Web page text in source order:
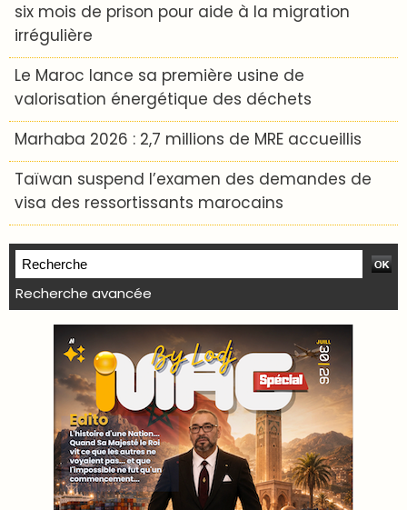
six mois de prison pour aide à la migration
irrégulière
Le Maroc lance sa première usine de
valorisation énergétique des déchets
Marhaba 2026 : 2,7 millions de MRE accueillis
Taïwan suspend l’examen des demandes de
visa des ressortissants marocains
Recherche avancée